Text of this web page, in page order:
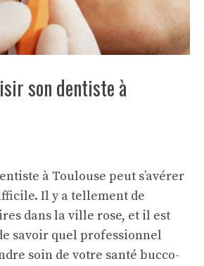
son dentiste à
à Toulouse peut s’avérer
Il y a tellement de
dans la ville rose, et il est
savoir quel professionnel
soin de votre santé bucco-